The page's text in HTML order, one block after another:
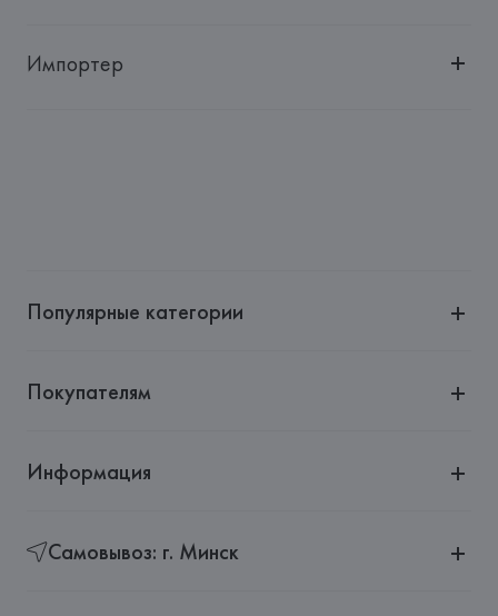
Импортер
(Barcelona),
Популярные категории
Покупателям
Информация
Самовывоз: г. Минск